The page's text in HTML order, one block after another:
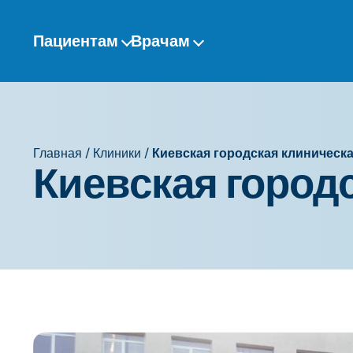
содержанию
Пациентам Врачам
Главная / Клиники / Киевская городская
Киевская